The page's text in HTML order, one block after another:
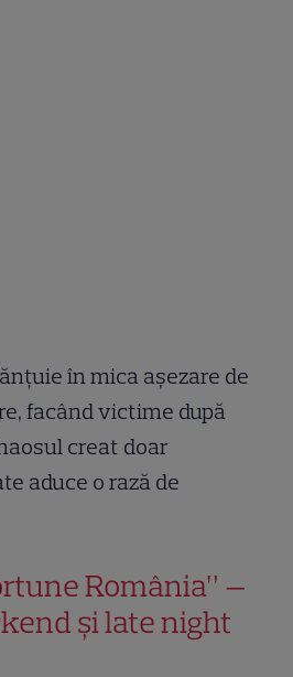
în mica aşezare de
facând victime după
creat doar
aduce o rază de
România” —
și late night